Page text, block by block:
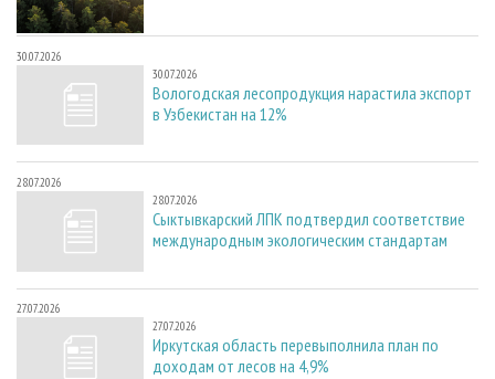
30.07.2026
30.07.2026
Вологодская лесопродукция нарастила экспорт
в Узбекистан на 12%
28.07.2026
28.07.2026
Сыктывкарский ЛПК подтвердил соответствие
международным экологическим стандартам
27.07.2026
27.07.2026
Иркутская область перевыполнила план по
доходам от лесов на 4,9%